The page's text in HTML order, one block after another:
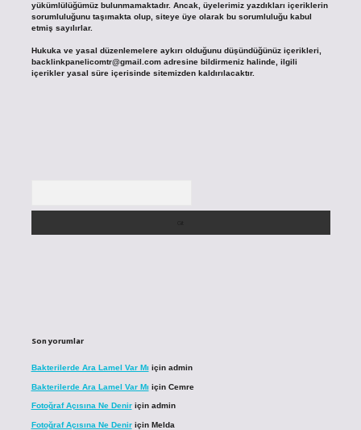
yükümlülüğümüz bulunmamaktadır. Ancak, üyelerimiz yazdıkları içeriklerin
sorumluluğunu taşımakta olup, siteye üye olarak bu sorumluluğu kabul
etmiş sayılırlar.
Hukuka ve yasal düzenlemelere aykırı olduğunu düşündüğünüz içerikleri,
backlinkpanelicomtr@gmail.comadresine bildirmeniz halinde, ilgili
içerikler yasal süre içerisinde sitemizden kaldırılacaktır.
Son yorumlar
Bakterilerde Ara Lamel Var Mı için admin
Bakterilerde Ara Lamel Var Mı için Cemre
Fotoğraf Açısına Ne Deniriçin admin
Fotoğraf Açısına Ne Deniriçin Melda